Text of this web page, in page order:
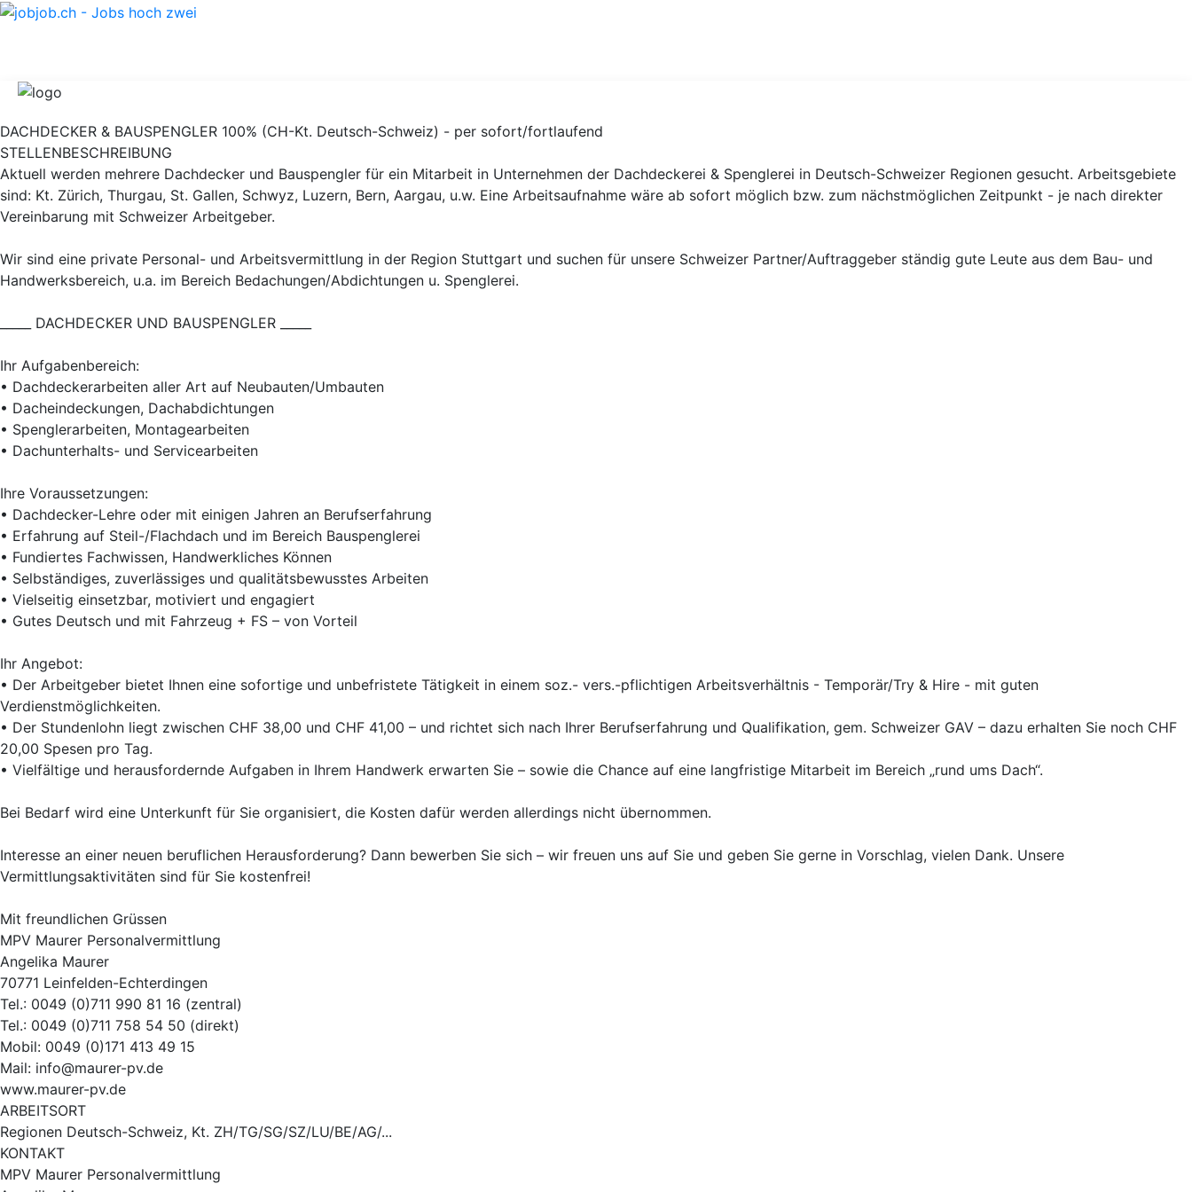
DACHDECKER & BAUSPENGLER 100% (CH-Kt. Deutsch-Schweiz) - per sofort/fortlaufend
STELLENBESCHREIBUNG
Aktuell werden mehrere Dachdecker und Bauspengler für ein Mitarbeit in Unternehmen der Dachdeckerei & Spenglerei in Deutsch-Schweizer Regionen gesucht. Arbeitsgebiete
sind: Kt. Zürich, Thurgau, St. Gallen, Schwyz, Luzern, Bern, Aargau, u.w. Eine Arbeitsaufnahme wäre ab sofort möglich bzw. zum nächstmöglichen Zeitpunkt - je nach direkter
Vereinbarung mit Schweizer Arbeitgeber.
Wir sind eine private Personal- und Arbeitsvermittlung in der Region Stuttgart und suchen für unsere Schweizer Partner/Auftraggeber ständig gute Leute aus dem Bau- und
Handwerksbereich, u.a. im Bereich Bedachungen/Abdichtungen u. Spenglerei.
_____ DACHDECKER UND BAUSPENGLER _____
Ihr Aufgabenbereich:
• Dachdeckerarbeiten aller Art auf Neubauten/Umbauten
• Dacheindeckungen, Dachabdichtungen
• Spenglerarbeiten, Montagearbeiten
• Dachunterhalts- und Servicearbeiten
Ihre Voraussetzungen:
• Dachdecker-Lehre oder mit einigen Jahren an Berufserfahrung
• Erfahrung auf Steil-/Flachdach und im Bereich Bauspenglerei
• Fundiertes Fachwissen, Handwerkliches Können
• Selbständiges, zuverlässiges und qualitätsbewusstes Arbeiten
• Vielseitig einsetzbar, motiviert und engagiert
• Gutes Deutsch und mit Fahrzeug + FS – von Vorteil
Ihr Angebot:
• Der Arbeitgeber bietet Ihnen eine sofortige und unbefristete Tätigkeit in einem soz.- vers.-pflichtigen Arbeitsverhältnis - Temporär/Try & Hire - mit guten
Verdienstmöglichkeiten.
• Der Stundenlohn liegt zwischen CHF 38,00 und CHF 41,00 – und richtet sich nach Ihrer Berufserfahrung und Qualifikation, gem. Schweizer GAV – dazu erhalten Sie noch CHF
20,00 Spesen pro Tag.
• Vielfältige und herausfordernde Aufgaben in Ihrem Handwerk erwarten Sie – sowie die Chance auf eine langfristige Mitarbeit im Bereich „rund ums Dach“.
Bei Bedarf wird eine Unterkunft für Sie organisiert, die Kosten dafür werden allerdings nicht übernommen.
Interesse an einer neuen beruflichen Herausforderung? Dann bewerben Sie sich – wir freuen uns auf Sie und geben Sie gerne in Vorschlag, vielen Dank. Unsere
Vermittlungsaktivitäten sind für Sie kostenfrei!
Mit freundlichen Grüssen
MPV Maurer Personalvermittlung
Angelika Maurer
70771 Leinfelden-Echterdingen
Tel.: 0049 (0)711 990 81 16 (zentral)
Tel.: 0049 (0)711 758 54 50 (direkt)
Mobil: 0049 (0)171 413 49 15
Mail: info@maurer-pv.de
www.maurer-pv.de
ARBEITSORT
Regionen Deutsch-Schweiz, Kt. ZH/TG/SG/SZ/LU/BE/AG/...
KONTAKT
MPV Maurer Personalvermittlung